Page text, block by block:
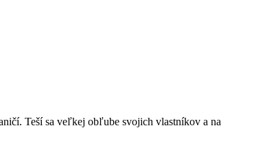
Teší sa veľkej obľube svojich vlastníkov a na